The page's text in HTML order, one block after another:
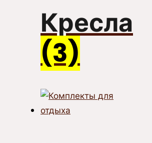
Кресла
(3)